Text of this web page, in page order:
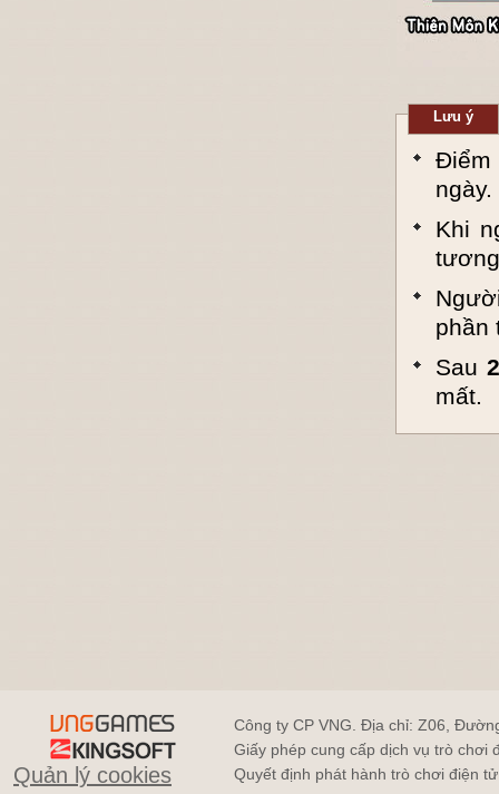
Lưu ý
Điểm
ngày.
Khi
phần
Sau
mất.
Công ty CP VNG. Địa chỉ: Z06,
Giấy phép cung cấp dịch vụ trò chơi
Quyết định phát hành trò chơi điện
Quản lý cookies